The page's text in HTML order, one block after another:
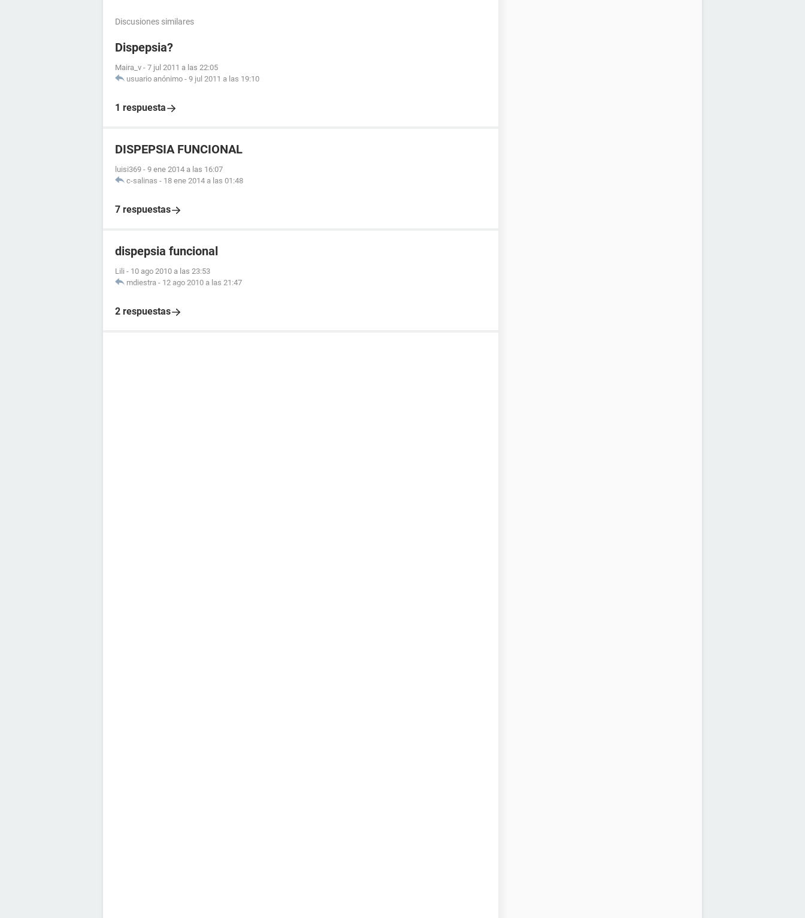
Discusiones similares
Dispepsia?
Maira_v - 7 jul 2011 a las 22:05
usuario anónimo - 9 jul 2011 a las 19:10
1 respuesta
DISPEPSIA FUNCIONAL
luisi369 - 9 ene 2014 a las 16:07
c-salinas - 18 ene 2014 a las 01:48
7 respuestas
dispepsia funcional
Lili - 10 ago 2010 a las 23:53
mdiestra - 12 ago 2010 a las 21:47
2 respuestas